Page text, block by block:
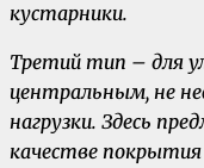
кустарники.
Третий тип – для
центральным, не
нагрузки. Здесь
качестве